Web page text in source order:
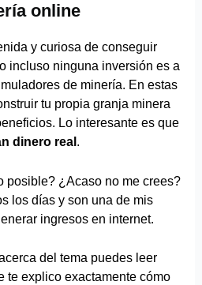
online
y curiosa de conseguir
incluso ninguna inversión es a
de minería. En estas
tu propia granja minera
Lo interesante es que
dinero real .
posible? ¿Acaso no me crees?
los días y son una de mis
ingresos en internet.
del tema puedes leer
te explico exactamente cómo